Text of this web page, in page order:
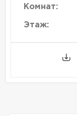
Комнат:
Этаж: